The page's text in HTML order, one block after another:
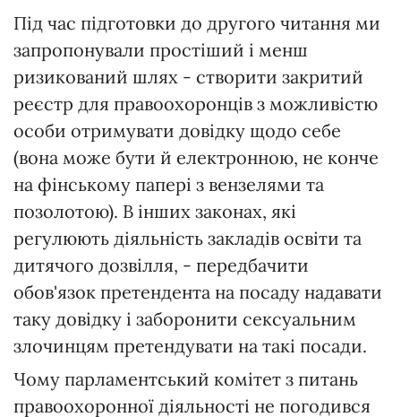
Під час підготовки до другого читання ми
запропонували простіший і менш
ризикований шлях - створити закритий
реєстр для правоохоронців з можливістю
особи отримувати довідку щодо себе
(вона може бути й електронною, не конче
на фінському папері з вензелями та
позолотою). В інших законах, які
регулюють діяльність закладів освіти та
дитячого дозвілля, - передбачити
обов'язок претендента на посаду надавати
таку довідку і заборонити сексуальним
злочинцям претендувати на такі посади.
Чому парламентський комітет з питань
правоохоронної діяльності не погодився